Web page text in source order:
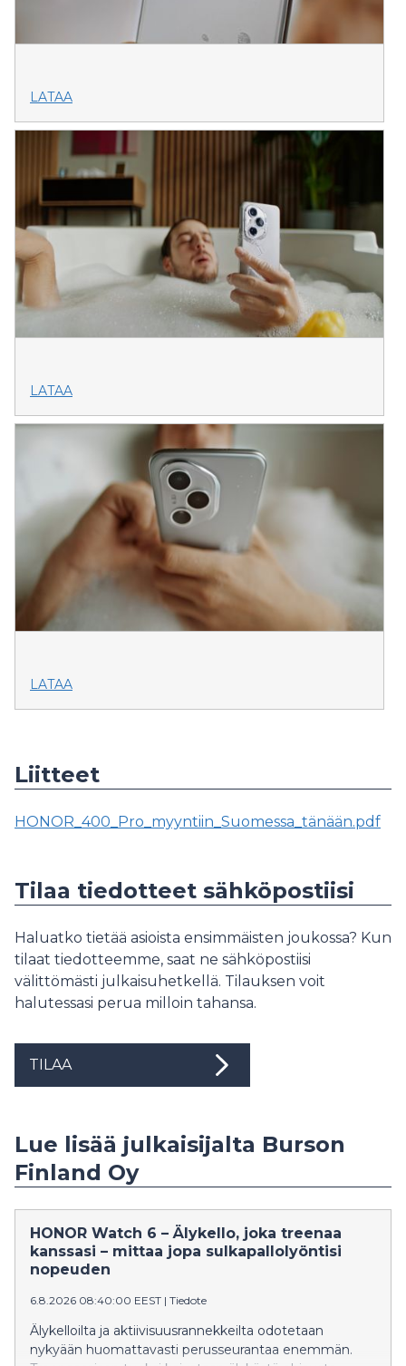
LATAA
LATAA
LATAA
Liitteet
HONOR_400_Pro_myyntiin_Suomessa_tänään.pdf
Tilaa tiedotteet sähköpostiisi
Haluatko tietää asioista ensimmäisten joukossa? Kun
tilaat tiedotteemme, saat ne sähköpostiisi
välittömästi julkaisuhetkellä. Tilauksen voit
halutessasi perua milloin tahansa.
TILAA
Lue lisää julkaisijalta Burson
Finland Oy
HONOR Watch 6 – Älykello, joka treenaa
kanssasi – mittaa jopa sulkapallolyöntisi
nopeuden
6.8.2026 08:40:00 EEST | Tiedote
Älykelloilta ja aktiivisuusrannekkeilta odotetaan
nykyään huomattavasti perusseurantaa enemmän.